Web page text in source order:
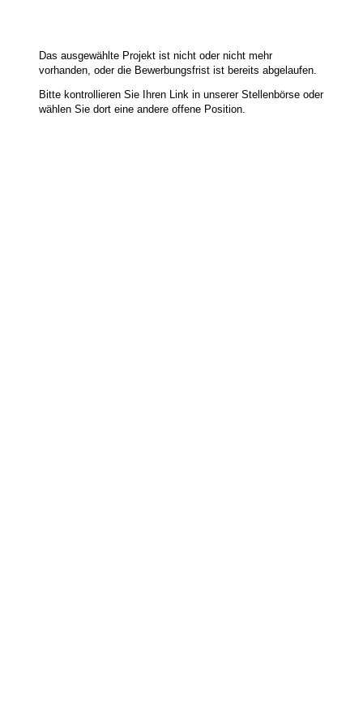
Das ausgewählte Projekt ist nicht oder nicht mehr
vorhanden, oder die Bewerbungsfrist ist bereits abgelaufen.
Bitte kontrollieren Sie Ihren Link in unserer Stellenbörse oder
wählen Sie dort eine andere offene Position.